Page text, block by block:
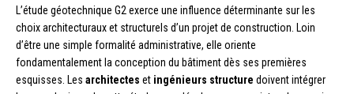
L’étude géotechnique G2 exerce une influence déterminante sur les
choix architecturaux et structurels d’un projet de construction. Loin
d’être une simple formalité administrative, elle oriente
fondamentalement la conception du bâtiment dès ses premières
esquisses. Les architectes et ingénieurs structure doivent intégrer